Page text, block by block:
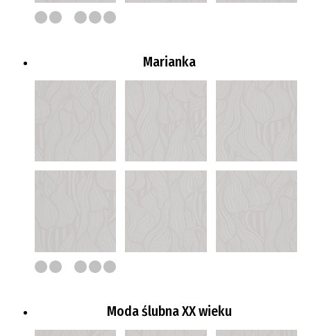
Marianka
Moda ślubna XX wieku